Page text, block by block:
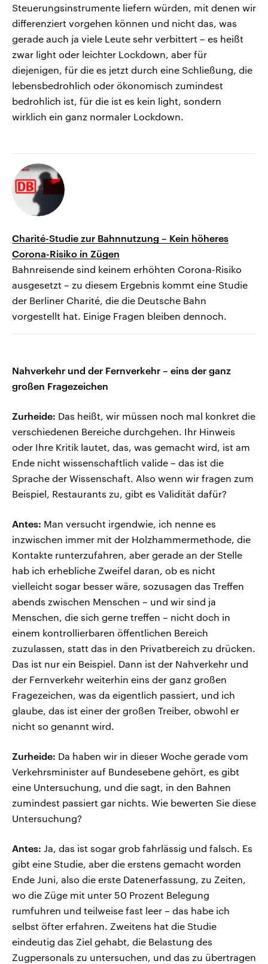
Steuerungsinstrumente liefern würden, mit denen wir
differenziert vorgehen können und nicht das, was
gerade auch ja viele Leute sehr verbittert – es heißt
zwar light oder leichter Lockdown, aber für
diejenigen, für die es jetzt durch eine Schließung, die
lebensbedrohlich oder ökonomisch zumindest
bedrohlich ist, für die ist es kein light, sondern
wirklich ein ganz normaler Lockdown.
Charité-Studie zur Bahnnutzung – Kein höheres
Corona-Risiko in Zügen
Bahnreisende sind keinem erhöhten Corona-Risiko
ausgesetzt – zu diesem Ergebnis kommt eine Studie
der Berliner Charité, die die Deutsche Bahn
vorgestellt hat. Einige Fragen bleiben dennoch.
Nahverkehr und der Fernverkehr – eins der ganz
großen Fragezeichen
Zurheide: Das heißt, wir müssen noch mal konkret die
verschiedenen Bereiche durchgehen. Ihr Hinweis
oder Ihre Kritik lautet, das, was gemacht wird, ist am
Ende nicht wissenschaftlich valide – das ist die
Sprache der Wissenschaft. Also wenn wir fragen zum
Beispiel, Restaurants zu, gibt es Validität dafür?
Antes: Man versucht irgendwie, ich nenne es
inzwischen immer mit der Holzhammermethode, die
Kontakte runterzufahren, aber gerade an der Stelle
hab ich erhebliche Zweifel daran, ob es nicht
vielleicht sogar besser wäre, sozusagen das Treffen
abends zwischen Menschen – und wir sind ja
Menschen, die sich gerne treffen – nicht doch in
einem kontrollierbaren öffentlichen Bereich
zuzulassen, statt das in den Privatbereich zu drücken.
Das ist nur ein Beispiel. Dann ist der Nahverkehr und
der Fernverkehr weiterhin eins der ganz großen
Fragezeichen, was da eigentlich passiert, und ich
glaube, das ist einer der großen Treiber, obwohl er
nicht so genannt wird.
Zurheide: Da haben wir in dieser Woche gerade vom
Verkehrsminister auf Bundesebene gehört, es gibt
eine Untersuchung, und die sagt, in den Bahnen
zumindest passiert gar nichts. Wie bewerten Sie diese
Untersuchung?
Antes: Ja, das ist sogar grob fahrlässig und falsch. Es
gibt eine Studie, aber die erstens gemacht worden
Ende Juni, also die erste Datenerfassung, zu Zeiten,
wo die Züge mit unter 50 Prozent Belegung
rumfuhren und teilweise fast leer – das habe ich
selbst öfter erfahren. Zweitens hat die Studie
eindeutig das Ziel gehabt, die Belastung des
Zugpersonals zu untersuchen, und das zu übertragen